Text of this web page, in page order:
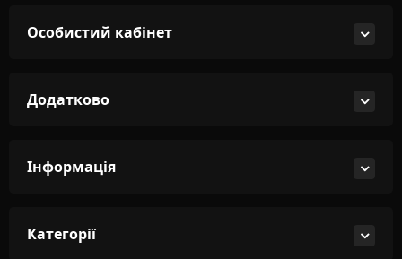
Особистий кабінет
Додатково
Інформація
Категорії